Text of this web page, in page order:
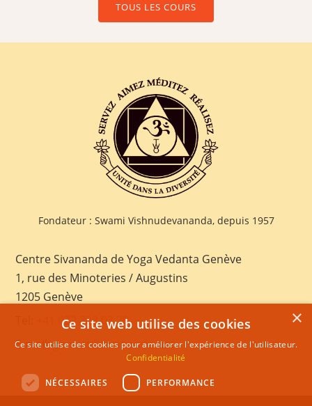
TOUS LES COURS
Fondateur : Swami Vishnudevananda, depuis 1957
Centre Sivananda de Yoga Vedanta Genève
1, rue des Minoteries / Augustins
1205 Genève
+41 022 328 03 28
E-mail:geneva@sivananda.net
×
Ce site web utilise des cookies
Ce site utilise des cookies pour améliorer l'expérience de l'utilisateur.
Confidentialité
NÉCESSAIRES PERFORMANCE